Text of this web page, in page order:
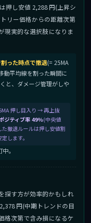
押し安値 2,288 円(上昇シ
リー価格からの距離次第
現実的な選択肢になりま
った時点で撤退(= 25MA
動平均線を割った瞬間に
と、ダメージ管理がしや
押し目入り → 再上抜
ジティブ率 49%(中央値
撤退ルールは押し安値割
します。
。
探す方が効率的かもしれ
円(中期トレンドの目
格次第で含み損になるケ